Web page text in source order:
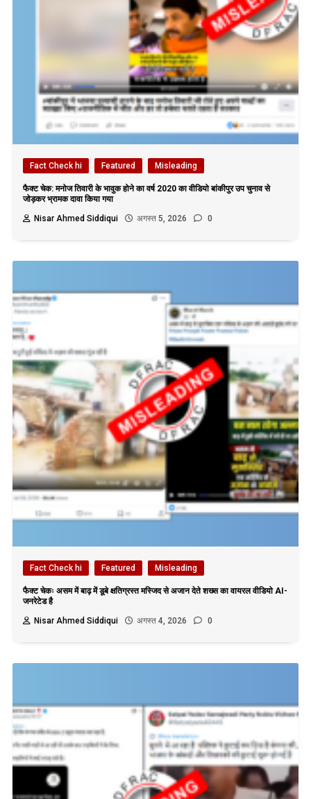
Fact Check hi Featured Misleading
फैक्ट चेक: मनोज तिवारी के भावुक होने का वर्ष 2020 का वीडियो बांकीपुर उप चुनाव से
जोड़कर भ्रामक दावा किया गया
Nisar Ahmed Siddiqui
अगस्त 5, 2026 0
Fact Check hi Featured Misleading
फैक्ट चेकः असम में बाढ़ में डूबे क्षतिग्रस्त मस्जिद से अजान देते शख्स का वायरल वीडियो AI-
जनरेटेड है
Nisar Ahmed Siddiqui
अगस्त 4, 2026 0